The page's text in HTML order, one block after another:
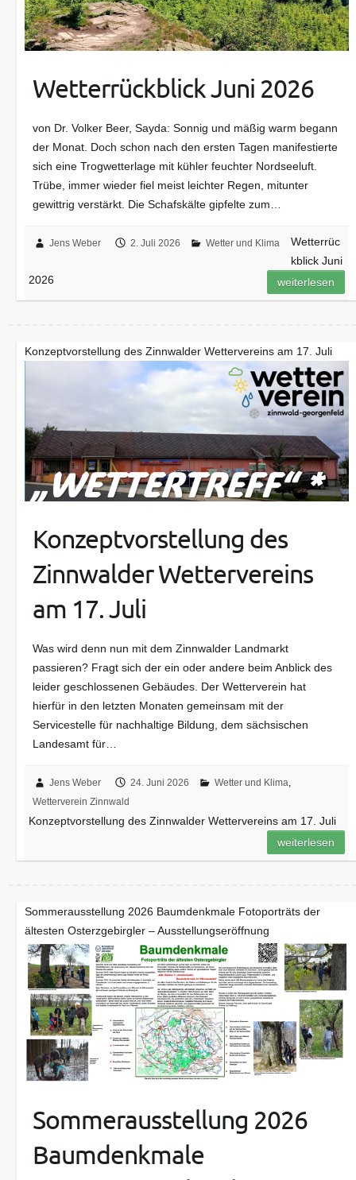
Wetterrückblick Juni 2026
von Dr. Volker Beer, Sayda: Sonnig und mäßig warm begann
der Monat. Doch schon nach den ersten Tagen manifestierte
sich eine Trogwetterlage mit kühler feuchter Nordseeluft.
Trübe, immer wieder fiel meist leichter Regen, mitunter
gewittrig verstärkt. Die Schafskälte gipfelte zum…
Jens Weber 2. Juli 2026 Wetter und Klima
Wetterrüc
kblick Juni
2026
weiterlesen
Konzeptvorstellung des Zinnwalder Wettervereins am 17. Juli
Konzeptvorstellung des
Zinnwalder Wettervereins
am 17. Juli
Was wird denn nun mit dem Zinnwalder Landmarkt
passieren? Fragt sich der ein oder andere beim Anblick des
leider geschlossenen Gebäudes. Der Wetterverein hat
hierfür in den letzten Monaten gemeinsam mit der
Servicestelle für nachhaltige Bildung, dem sächsischen
Landesamt für…
Jens Weber 24. Juni 2026 Wetter und Klima,
Wetterverein Zinnwald
Konzeptvorstellung des Zinnwalder Wettervereins am 17. Juli
weiterlesen
Sommerausstellung 2026 Baumdenkmale Fotoporträts der
ältesten Osterzgebirgler – Ausstellungseröffnung
Sommerausstellung 2026
Baumdenkmale